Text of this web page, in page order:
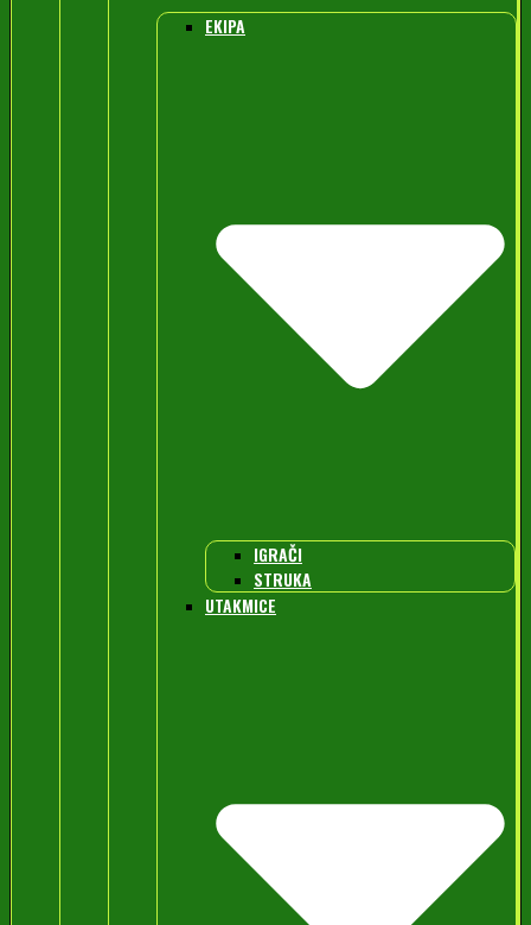
EKIPA
IGRAČI
STRUKA
UTAKMICE